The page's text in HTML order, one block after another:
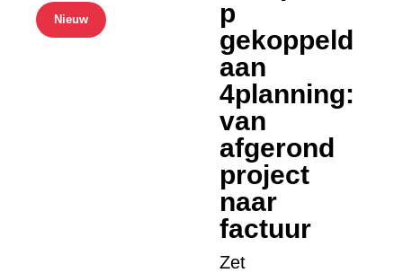
Nieuw
p
gekoppeld
aan
4planning:
van
afgerond
project
naar
factuur
Zet